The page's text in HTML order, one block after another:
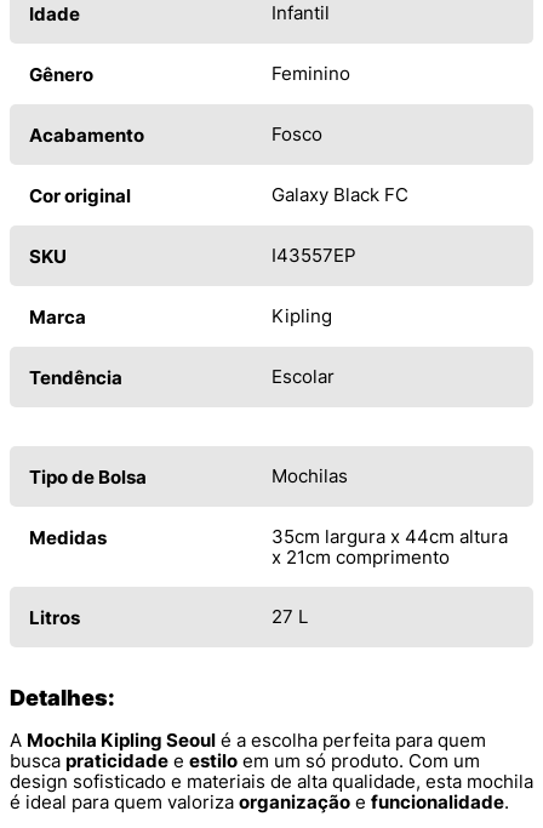
Idade Infantil
Gênero Feminino
Acabamento Fosco
Cor original Galaxy Black FC
SKU I43557EP
Marca Kipling
Tendência Escolar
Tipo de Bolsa Mochilas
Medidas
35cm largura x 44cm altura
x 21cm comprimento
Litros 27 L
Detalhes:
A Mochila Kipling Seoul é a escolha perfeita para quem
busca praticidade e estilo em um só produto. Com um
design sofisticado e materiais de alta qualidade, esta mochila
é ideal para quem valoriza organização e funcionalidade.